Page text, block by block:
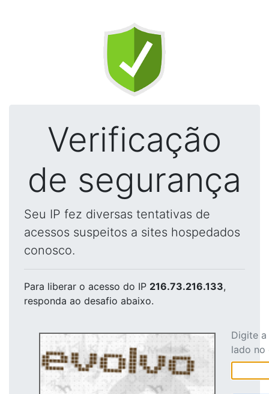
Verificação
de segurança
Seu IP fez diversas tentativas de
acessos suspeitos a sites hospedados
conosco.
Para liberar o acesso do IP 216.73.216.133,
responda ao desafio abaixo.
Digite
lado no